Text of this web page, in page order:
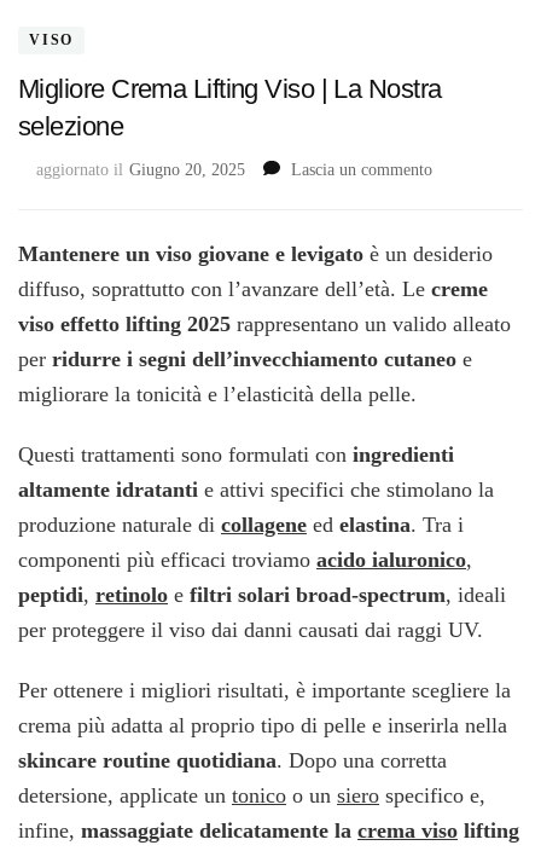
VISO
Migliore Crema Lifting Viso | La Nostra
selezione
aggiornato il Giugno 20, 2025 Lascia un commentosu
Lifting
|
La
selezione
Mantenere un viso giovane e levigato è un desiderio
diffuso, soprattutto con l’avanzare dell’età. Le creme
viso effetto lifting 2025 rappresentano un valido alleato
per ridurre i segni dell’invecchiamento cutaneo e
migliorare la tonicità e l’elasticità della pelle.
Questi trattamenti sono formulati con ingredienti
altamente idratanti e attivi specifici che stimolano la
produzione naturale di collagene ed elastina. Tra i
componenti più efficaci troviamo acido ialuronico,
peptidi, retinolo e filtri solari broad-spectrum, ideali
per proteggere il viso dai danni causati dai raggi UV.
Per ottenere i migliori risultati, è importante scegliere la
crema più adatta al proprio tipo di pelle e inserirla nella
skincare routine quotidiana. Dopo una corretta
detersione, applicate un tonico o un siero specifico e,
infine, massaggiate delicatamente la crema viso lifting